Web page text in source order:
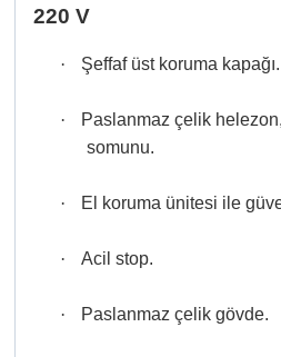
220 V
· Şeffaf üst koruma kapağı.
·
Paslanmaz çelik
somunu.
· El koruma ünitesi ile
· Acil stop.
· Paslanmaz çelik gövde.